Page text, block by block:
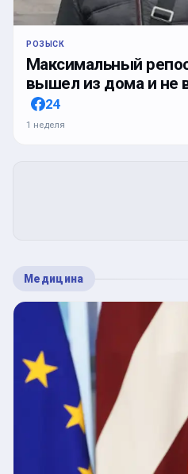
РОЗЫСК
Максимальный
вышел из дома и не
24
1 неделя
Медицина